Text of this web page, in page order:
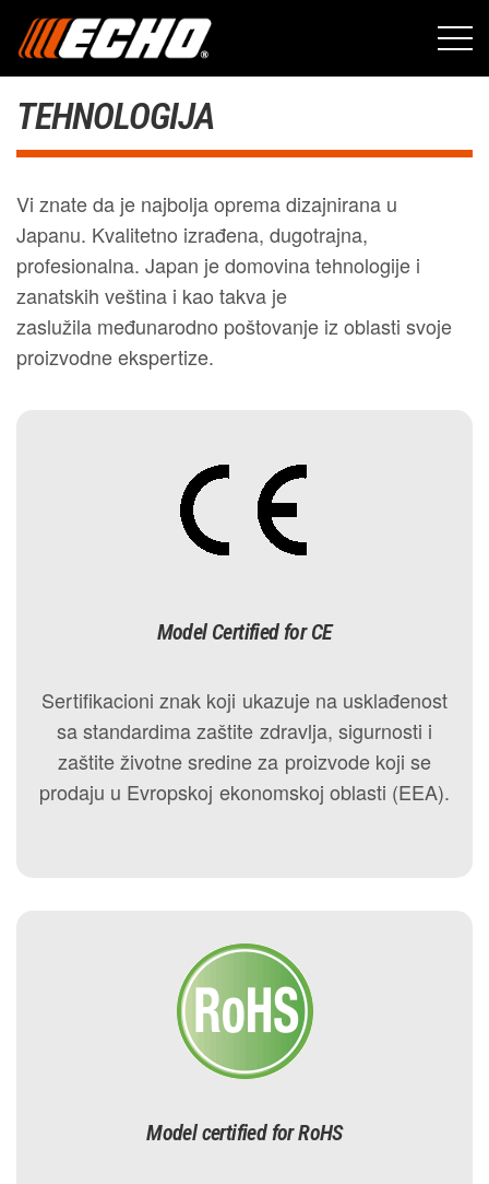
TEHNOLOGIJA
Vi znate da je najbolja oprema dizajnirana u
Japanu. Kvalitetno izrađena, dugotrajna,
profesionalna. Japan je domovina tehnologije i
zanatskih veština i kao takva je
zaslužila međunarodno poštovanje iz oblasti svoje
proizvodne ekspertize.
Model Certified for CE
Sertifikacioni znak koji ukazuje na usklađenost
sa standardima zaštite zdravlja, sigurnosti i
zaštite životne sredine za proizvode koji se
prodaju u Evropskoj ekonomskoj oblasti (EEA).
Model certified for RoHS